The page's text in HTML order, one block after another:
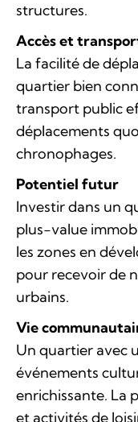
structures.
Accès et
La facilité de
quartier bien
transport public
déplacements
chronophages.
Potentiel futur
Investir dans un
plus-value
les zones en
pour recevoir de
urbains.
Vie
Un quartier avec
événements
enrichissante. La
et activités de